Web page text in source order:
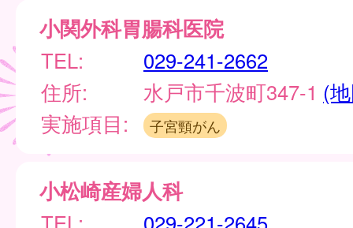
小関外科胃腸科医院
TEL:
029-241-2662
住所:
水戸市千波町347-1 (
実施項目:
子宮頸がん
小松崎産婦人科